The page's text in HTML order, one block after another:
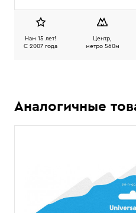
Нам 15 лет!
C 2007 года
Центр,
метро 560м
Аналогичные